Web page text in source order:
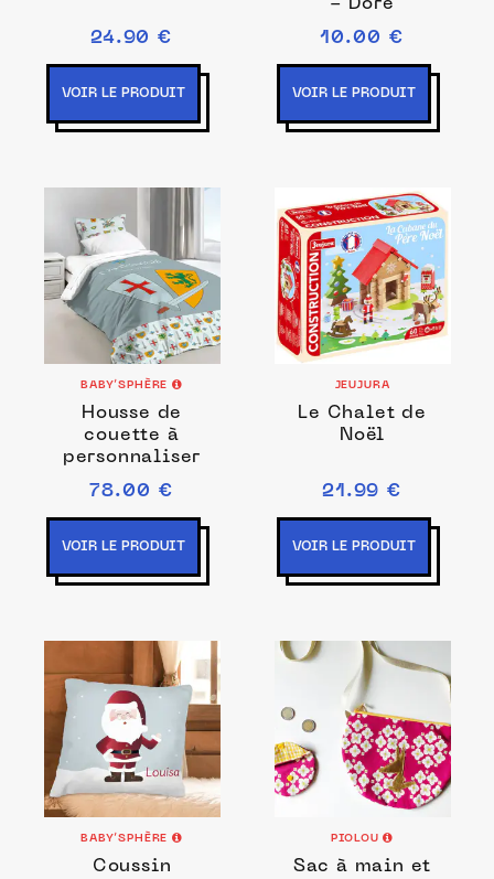
24.90 €
VOIR LE PRODUIT
- Doré
10.00 €
VOIR LE PRODUIT
BABY’SPHÈRE
Housse de
couette à
personnaliser
78.00 €
VOIR LE PRODUIT
JEUJURA
Le Chalet de
Noël
21.99 €
VOIR LE PRODUIT
BABY’SPHÈRE
Coussin
PIOLOU
Sac à main et